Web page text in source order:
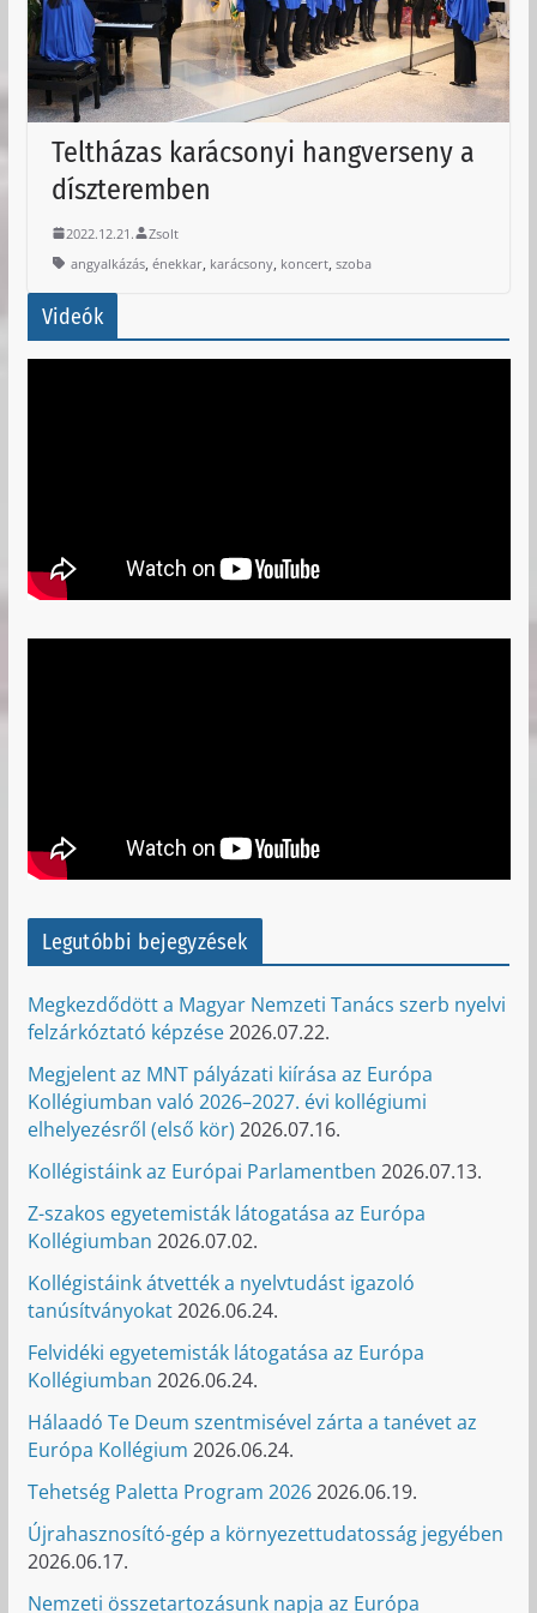
Teltházas karácsonyi hangverseny a
díszteremben
2022.12.21.
Zsolt
angyalkázás, énekkar, karácsony, koncert, szoba
Videók
Legutóbbi bejegyzések
Megkezdődött a Magyar Nemzeti Tanács szerb nyelvi
felzárkóztató képzése2026.07.22.
Megjelent az MNT pályázati kiírása az Európa
Kollégiumban való 2026–2027. évi kollégiumi
elhelyezésről (első kör) 2026.07.16.
Kollégistáink az Európai Parlamentben 2026.07.13.
Z-szakos egyetemisták látogatása az Európa
Kollégiumban 2026.07.02.
Kollégistáink átvették a nyelvtudást igazoló
tanúsítványokat2026.06.24.
Felvidéki egyetemisták látogatása az Európa
Kollégiumban 2026.06.24.
Hálaadó Te Deum szentmisével zárta a tanévet az
Európa Kollégium 2026.06.24.
Tehetség Paletta Program 20262026.06.19.
Újrahasznosító-gép a környezettudatosság jegyében
2026.06.17.
Nemzeti összetartozásunk napja az Európa